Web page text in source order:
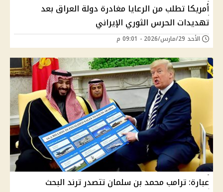
أمريكا تطلب من الرعايا مغادرة دولة العراق بعد
تهديدات الحرس الثوري الإيراني
الأحد 29/مارس/2026 - 09:01 م
عبارة: ترامب محمد بن سلمان تتصدر ترند البحث